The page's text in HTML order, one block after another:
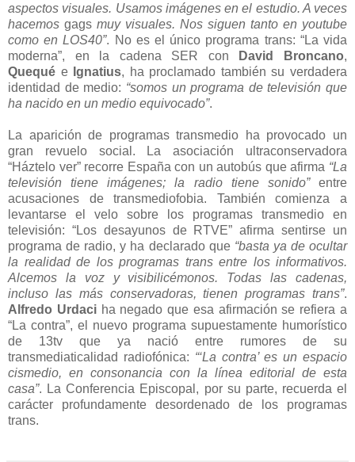
aspectos visuales. Usamos imágenes en el estudio. A veces
hacemos gags muy visuales. Nos siguen tanto en youtube
como en LOS40”. No es el único programa trans: “La vida
moderna”, en la cadena SER con
David Broncano,
Quequé e Ignatius, ha proclamado también su verdadera
identidad de medio: “somos un programa de televisión que
ha nacido en un medio equivocado”.
La aparición de programas transmedio ha provocado un
gran revuelo social. La asociación ultraconservadora
“Háztelo ver” recorre España con un autobús que afirma “La
televisión tiene imágenes; la radio tiene sonido”entre
acusaciones de transmediofobia. También comienza a
levantarse el velo sobre los programas transmedio en
televisión: “Los desayunos de RTVE” afirma sentirse un
programa de radio, y ha declarado que “basta ya de ocultar
la realidad de los programas trans entre los informativos.
Alcemos la voz y visibilicémonos. Todas las cadenas,
incluso las más conservadoras, tienen programas trans”.
Alfredo Urdaciha negado que esa afirmación se refiera a
“La contra”, el nuevo programa supuestamente humorístico
de 13tv que ya nació entre rumores de su
transmediaticalidad radiofónica: “‘La contra’ es un espacio
cismedio, en consonancia con la línea editorial de esta
casa”. La Conferencia Episcopal, por su parte, recuerda el
carácter profundamente desordenado de los programas
trans.